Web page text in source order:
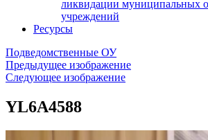
ликвидации муниципальных
учреждений
Ресурсы
Подведомственные ОУ
Предыдущее изображение
Следующее изображение
YL6A4588